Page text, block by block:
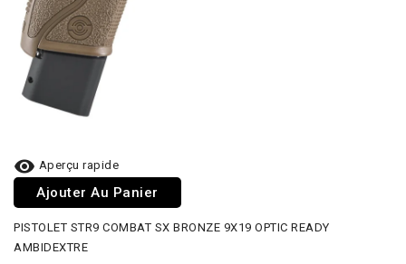
 Aperçu rapide
Ajouter Au Panier
PISTOLET STR9 COMBAT SX BRONZE 9X19 OPTIC READY
AMBIDEXTRE